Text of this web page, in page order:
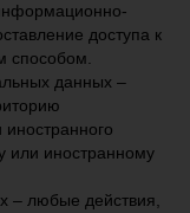
доступа к
способом.
данных –
иностранного
или иностранному
– любые действия,